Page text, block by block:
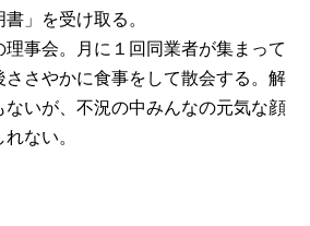
」を受け取る。
事会。月に１回同業者が集まって
さやかに食事をして散会する。解
ないが、不況の中みんなの元気な顔
ない。